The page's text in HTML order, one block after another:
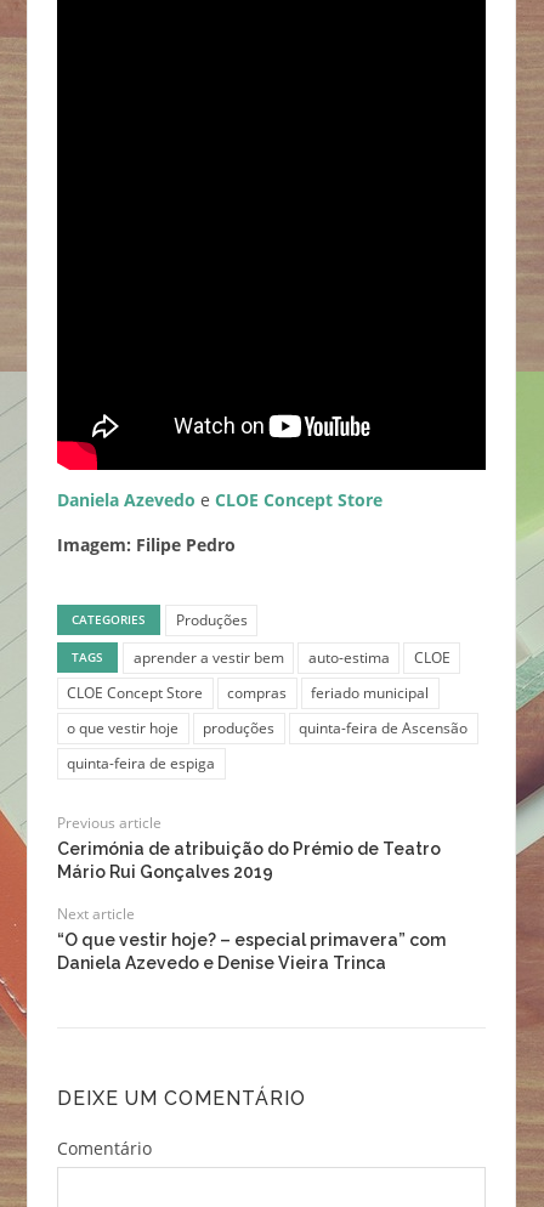
Daniela Azevedo e CLOE Concept Store
Imagem: Filipe Pedro
CATEGORIES Produções
TAGS aprender a vestir bem auto-estima
CLOE
CLOE Concept Store
compras
feriado municipal
o que vestir hoje
produções
quinta-feira de Ascensão
quinta-feira de espiga
Previous article
Cerimónia de atribuição do Prémio de Teatro
Mário Rui Gonçalves 2019
Next article
“O que vestir hoje? – especial primavera” com
Daniela Azevedo e Denise Vieira Trinca
DEIXE UM COMENTÁRIO
Comentário